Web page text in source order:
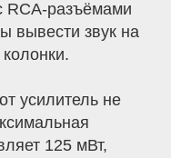
RCA-разъёмами
вывести звук на
усилитель не
125 мВт,